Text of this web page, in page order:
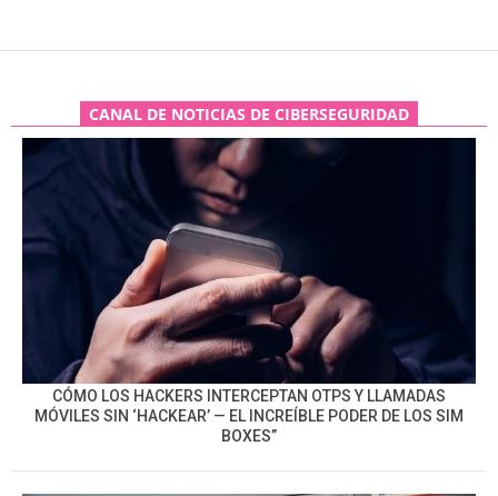
CANAL DE NOTICIAS DE CIBERSEGURIDAD
CÓMO LOS HACKERS INTERCEPTAN OTPS Y LLAMADAS
MÓVILES SIN ‘HACKEAR’ — EL INCREÍBLE PODER DE LOS SIM
BOXES”